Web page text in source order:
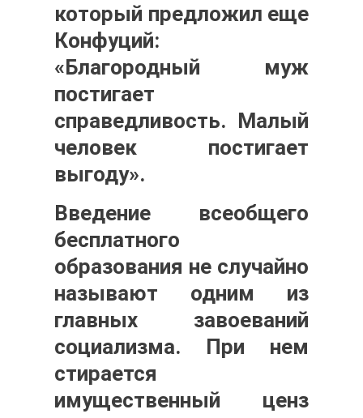
который предложил еще
Конфуций:
«Благородный муж
постигает
справедливость. Малый
человек постигает
выгоду».
Введение всеобщего
бесплатного
образования не случайно
называют одним из
главных завоеваний
социализма. При нем
стирается
имущественный ценз